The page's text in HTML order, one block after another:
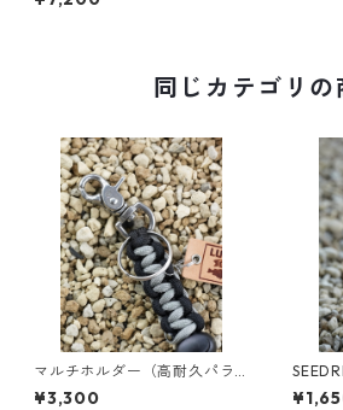
ズ
同じカテゴリの
マルチホルダー（高耐久パラ
シュートコード 4mm）
¥3,300
（真鍮